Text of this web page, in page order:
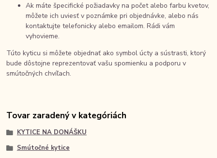
Ak máte špecifické požiadavky na počet alebo farbu kvetov,
môžete ich uviesť v poznámke pri objednávke, alebo nás
kontaktujte telefonicky alebo emailom. Rádi vám
vyhovieme.
Túto kyticu si môžete objednať ako symbol úcty a sústrasti, ktorý
bude dôstojne reprezentovať vašu spomienku a podporu v
smútočných chvíľach.
Tovar zaradený v kategóriách
KYTICE NA DONÁŠKU
Smútočné kytice